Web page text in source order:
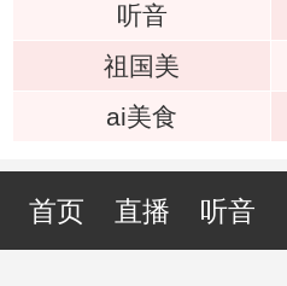
听音
祖国美
ai美食
首页 直播 听音